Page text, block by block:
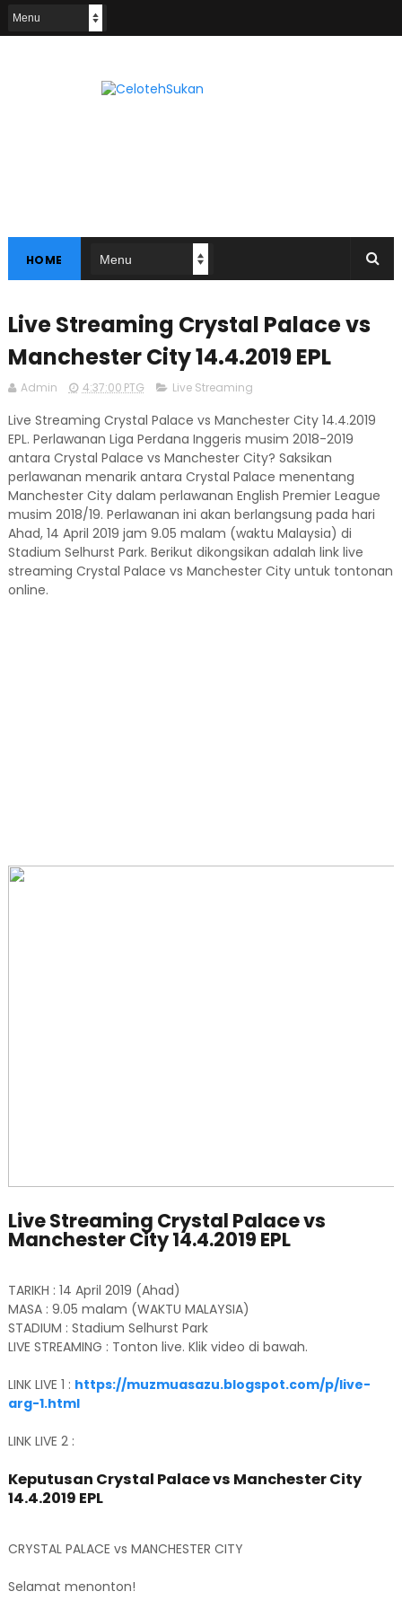
HOME
Live Streaming Crystal Palace vs
Manchester City 14.4.2019 EPL
Admin 4:37:00 PTG Live Streaming
Live Streaming Crystal Palace vs Manchester City 14.4.2019
EPL. Perlawanan Liga Perdana Inggeris musim 2018-2019
antara Crystal Palace vs Manchester City? Saksikan
perlawanan menarik antara Crystal Palace menentang
Manchester City dalam perlawanan English Premier League
musim 2018/19. Perlawanan ini akan berlangsung pada hari
Ahad, 14 April 2019 jam 9.05 malam (waktu Malaysia) di
Stadium Selhurst Park. Berikut dikongsikan adalah link live
streaming Crystal Palace vs Manchester City untuk tontonan
online.
Live Streaming Crystal Palace vs
Manchester City 14.4.2019 EPL
TARIKH : 14 April 2019 (Ahad)
MASA : 9.05 malam (WAKTU MALAYSIA)
STADIUM : Stadium Selhurst Park
LIVE STREAMING : Tonton live. Klik video di bawah.
LINK LIVE 1 : https://muzmuasazu.blogspot.com/p/live-
arg-1.html
LINK LIVE 2 :
Keputusan Crystal Palace vs Manchester City
14.4.2019 EPL
CRYSTAL PALACE vs MANCHESTER CITY
Selamat menonton!